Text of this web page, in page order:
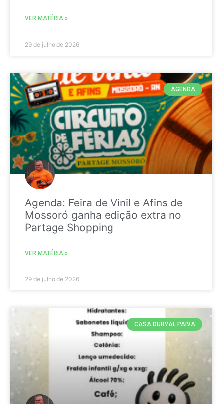
VER MATÉRIA »
29 de julho de 2026
AGENDA
Agenda: Feira de Vinil e Afins de
Mossoró ganha edição extra no
Partage Shopping
VER MATÉRIA »
29 de julho de 2026
CASA DURVAL PAIVA